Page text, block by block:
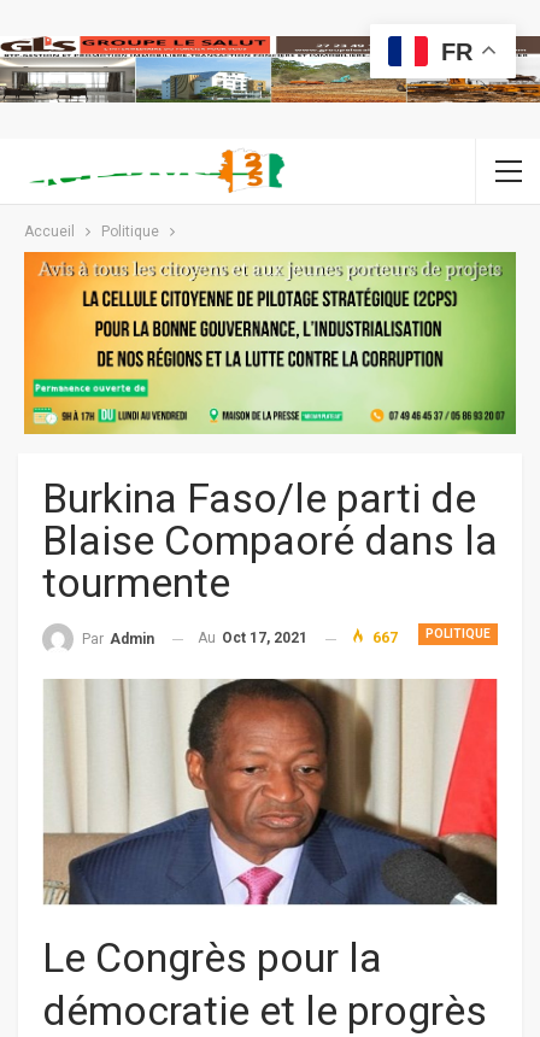
Accueil Politique
Burkina Faso/le parti de
Blaise Compaoré dans la
tourmente
POLITIQUE
Par Admin Au Oct 17, 2021 667
Le Congrès pour la
démocratie et le progrès
FR